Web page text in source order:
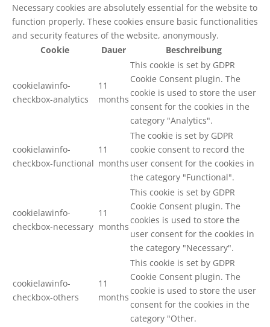
Necessary cookies are absolutely essential for the website to
function properly. These cookies ensure basic functionalities
and security features of the website, anonymously.
Cookie
Dauer Beschreibung
cookielawinfo-
checkbox-analytics
11
months
This cookie is set by GDPR
Cookie Consent plugin. The
cookie is used to store the user
consent for the cookies in the
category "Analytics".
cookielawinfo-
checkbox-functional
11
months
The cookie is set by GDPR
cookie consent to record the
user consent for the cookies in
the category "Functional".
cookielawinfo-
checkbox-necessary
11
months
This cookie is set by GDPR
Cookie Consent plugin. The
cookies is used to store the
user consent for the cookies in
the category "Necessary".
cookielawinfo-
checkbox-others
11
months
This cookie is set by GDPR
Cookie Consent plugin. The
cookie is used to store the user
consent for the cookies in the
category "Other.